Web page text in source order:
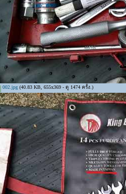
002.jpg(40.83 KB, 655x369 - ดู 1474 ครั้ง.)